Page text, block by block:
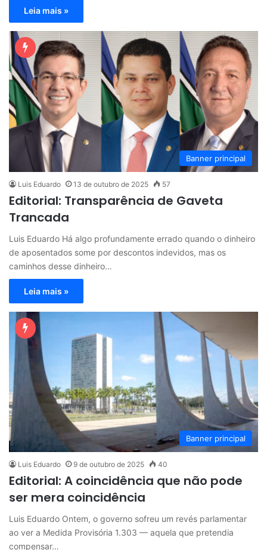
Leia mais »
Banner principal
Luis Eduardo 13 de outubro de 2025 57
Editorial: Transparência de Gaveta
Trancada
Luis Eduardo Há algo profundamente errado quando o dinheiro
de aposentados some por descontos indevidos, mas os
caminhos desse dinheiro…
Leia mais »
Banner principal
Luis Eduardo 9 de outubro de 2025 40
Editorial: A coincidência que não pode
ser mera coincidência
Luis Eduardo Ontem, o governo sofreu um revés parlamentar
ao ver a Medida Provisória 1.303 — aquela que pretendia
compensar…